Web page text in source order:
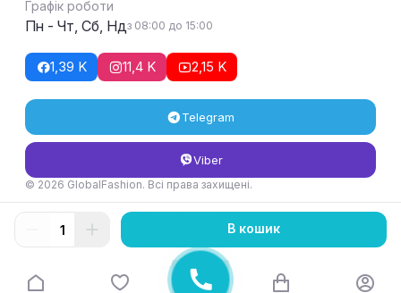
Графік роботи
Пн - Чт, Сб, Ндз 08:00 до 15:00
1,39 K 11,4 K 2,15 K
Telegram
Viber
© 2026 GlobalFashion. Всі права захищені.
Умови повернення та обміну товару
В кошик